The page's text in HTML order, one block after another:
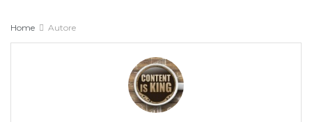
Home Autore